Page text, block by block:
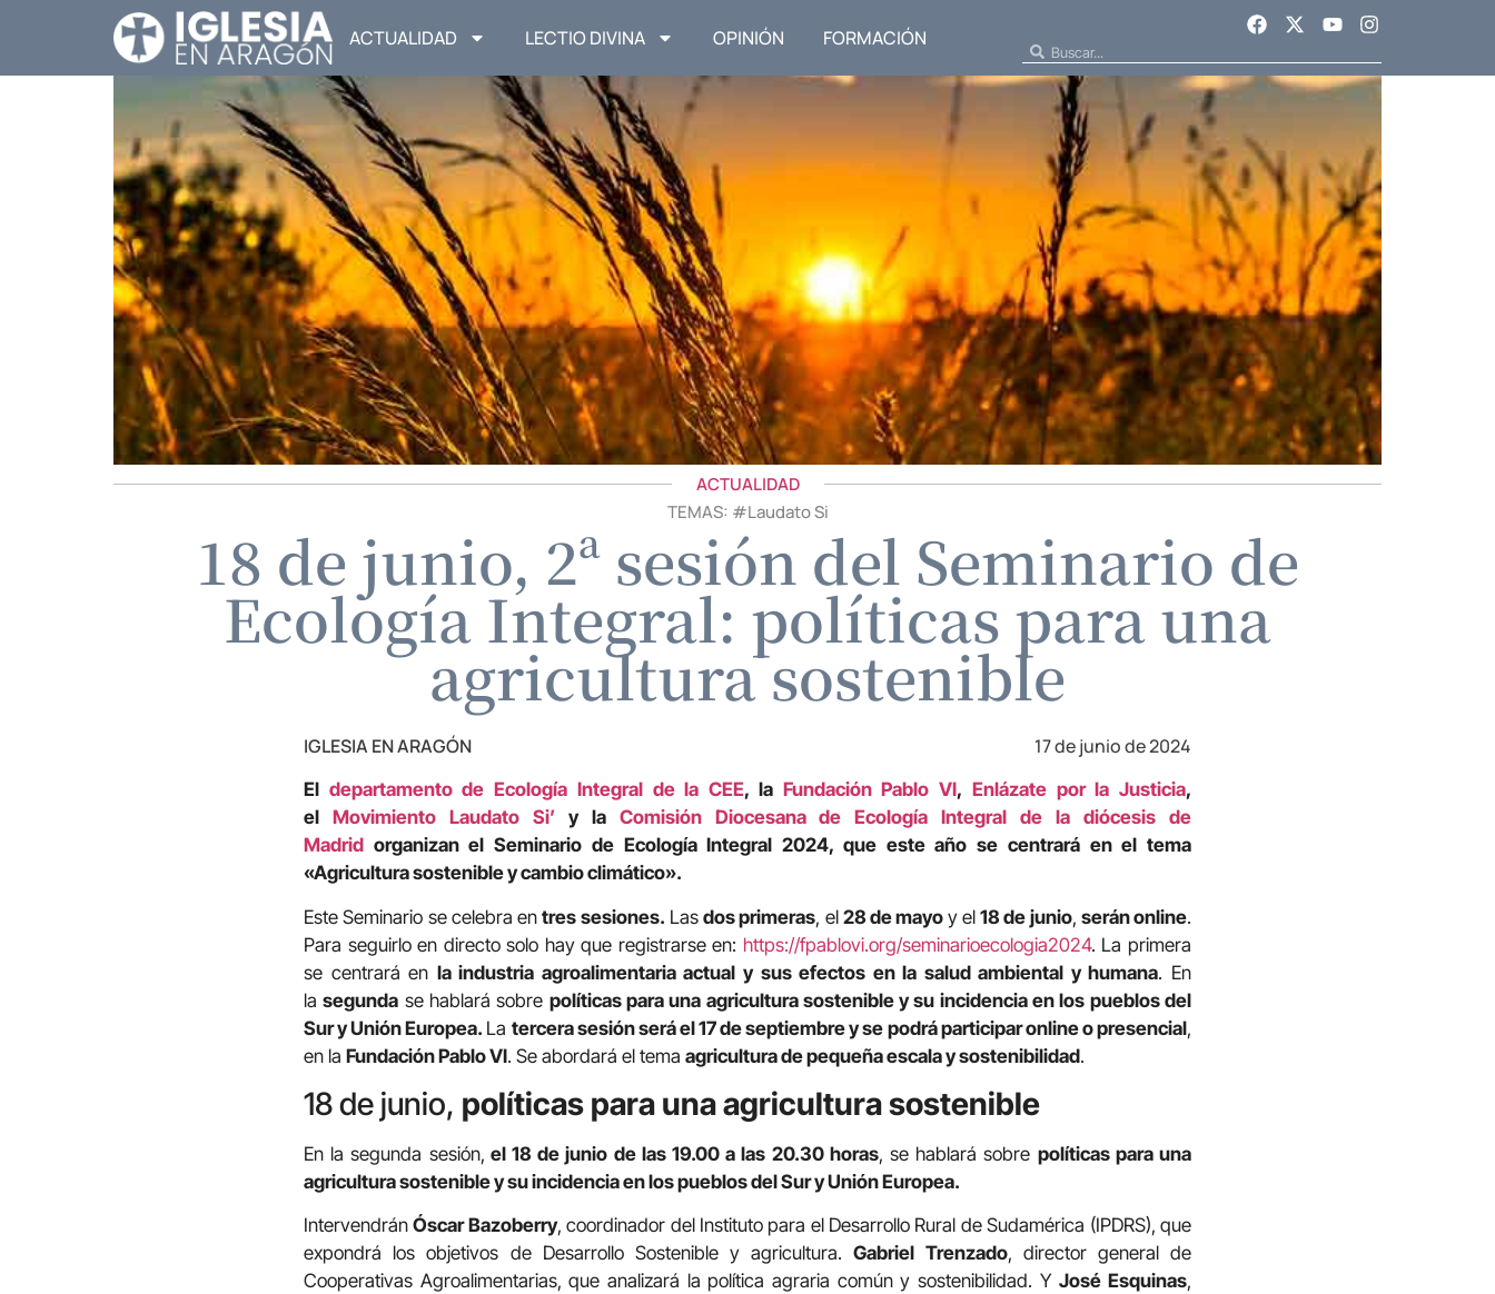
ACTUALIDAD LECTIO DIVINA OPINIÓN FORMACIÓN
ACTUALIDAD
TEMAS: #Laudato Si
18 de junio, 2ª sesión del Seminario de
Ecología Integral: políticas para una
agricultura sostenible
IGLESIA EN ARAGÓN 17 de junio de 2024
El departamento de Ecología Integral de la CEE, la Fundación Pablo VI, Enlázate por la Justicia,
el Movimiento Laudato Si’y la Comisión Diocesana de Ecología Integral de la diócesis de
Madrid organizan el Seminario de Ecología Integral 2024, que este año se centrará en el tema
«Agricultura sostenible y cambio climático».
Este Seminario se celebra entres sesiones. Las dos primeras, el 28 de mayo y el 18 de junio, serán online.
Para seguirlo en directo solo hay que registrarse en: https://fpablovi.org/seminarioecologia2024. La primera
se centrará en la industria agroalimentaria actual y sus efectos en la salud ambiental y humana. En
lasegunda se hablará sobre políticas para una agricultura sostenible y su incidencia en los pueblos del
Sur y Unión Europea. La tercera sesión será el 17 de septiembre y se podrá participar online o presencial,
en la Fundación Pablo VI. Se abordará el tema agricultura de pequeña escala y sostenibilidad.
18 de junio, políticas para una agricultura sostenible
En la segunda sesión, el 18 de junio de las 19.00 a las 20.30 horas, se hablará sobre políticas para una
agricultura sostenible y su incidencia en los pueblos del Sur y Unión Europea.
IntervendránÓscar Bazoberry, coordinador del Instituto para el Desarrollo Rural de Sudamérica (IPDRS), que
expondrá los objetivos de Desarrollo Sostenible y agricultura.Gabriel Trenzado, director general de
Cooperativas Agroalimentarias, que analizará la política agraria común y sostenibilidad. YJosé Esquinas,